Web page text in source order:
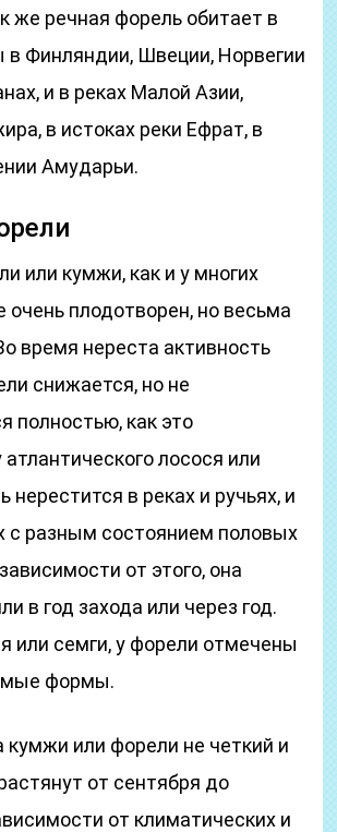
же речная форель обитает в
в Финляндии, Швеции, Норвегии
и в реках Малой Азии,
в истоках реки Ефрат, в
Амударьи.
или кумжи, как и у многих
очень плодотворен, но весьма
время нереста активность
снижается, но не
полностью, как это
лосося или
нерестится в реках и ручьях, и
с разным состоянием половых
от этого, она
в год захода или через год.
или семги, у форели отмечены
формы.
кумжи или форели не четкий и
от сентября до
от климатических и